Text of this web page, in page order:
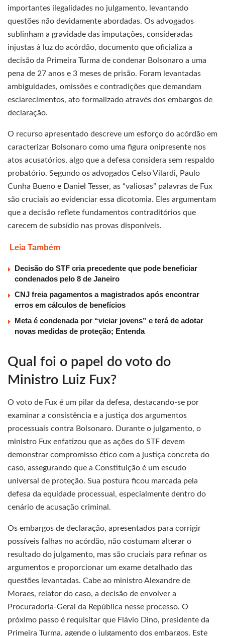
importantes ilegalidades no julgamento, levantando
questões não devidamente abordadas. Os advogados
sublinham a gravidade das imputações, consideradas
injustas à luz do acórdão, documento que oficializa a
decisão da Primeira Turma de condenar Bolsonaro a uma
pena de 27 anos e 3 meses de prisão. Foram levantadas
ambiguidades, omissões e contradições que demandam
esclarecimentos, ato formalizado através dos embargos de
declaração.
O recurso apresentado descreve um esforço do acórdão em
caracterizar Bolsonaro como uma figura onipresente nos
atos acusatórios, algo que a defesa considera sem respaldo
probatório. Segundo os advogados Celso Vilardi, Paulo
Cunha Bueno e Daniel Tesser, as “valiosas” palavras de Fux
são cruciais ao evidenciar essa dicotomia. Eles argumentam
que a decisão reflete fundamentos contraditórios que
carecem de subsídio nas provas disponíveis.
Leia Também
Decisão do STF cria precedente que pode beneficiar
condenados pelo 8 de Janeiro
CNJ freia pagamentos a magistrados após encontrar
erros em cálculos de benefícios
Meta é condenada por “viciar jovens” e terá de adotar
novas medidas de proteção; Entenda
Qual foi o papel do voto do
Ministro Luiz Fux?
O voto de Fux é um pilar da defesa, destacando-se por
examinar a consistência e a justiça dos argumentos
processuais contra Bolsonaro. Durante o julgamento, o
ministro Fux enfatizou que as ações do STF devem
demonstrar compromisso ético com a justiça concreta do
caso, assegurando que a Constituição é um escudo
universal de proteção. Sua postura ficou marcada pela
defesa da equidade processual, especialmente dentro do
cenário de acusação criminal.
Os embargos de declaração, apresentados para corrigir
possíveis falhas no acórdão, não costumam alterar o
resultado do julgamento, mas são cruciais para refinar os
argumentos e proporcionar um exame detalhado das
questões levantadas. Cabe ao ministro Alexandre de
Moraes, relator do caso, a decisão de envolver a
Procuradoria-Geral da República nesse processo. O
próximo passo é requisitar que Flávio Dino, presidente da
Primeira Turma, agende o julgamento dos embargos. Este